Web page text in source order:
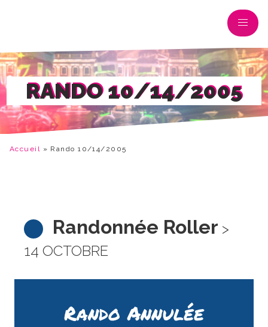
RANDO 10/14/2005
Accueil » Rando 10/14/2005
Randonnée Roller >
14 OCTOBRE
Rando Annulée